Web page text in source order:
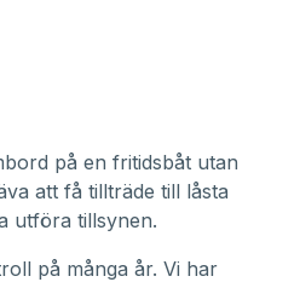
på en fritidsbåt utan
att få tillträde till låsta
utföra tillsynen.
på många år. Vi har